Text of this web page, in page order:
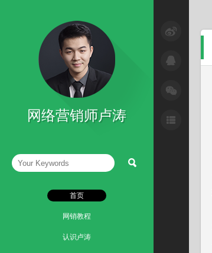
SEM与网络广告
SEO技巧
互联网+
微信营销技巧
网络整合营销
网络营销师卢涛
首页
网销教程
认识卢涛